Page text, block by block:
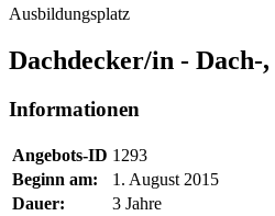
Ausbildungsplatz
Dachdecker/in - Dach-
Informationen
Angebots-ID 1293
Beginn am:
1. August 2015
Dauer:
3 Jahre